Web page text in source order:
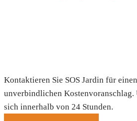
Kontaktieren Sie SOS Jardin für
unverbindlichen Kostenvoranschlag.
sich innerhalb von 24 Stunden.